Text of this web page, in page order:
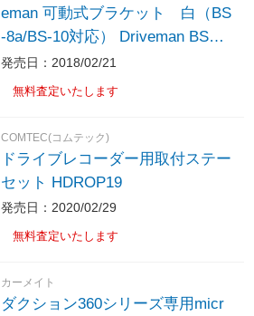
eman 可動式ブラケット 白（BS
-8a/BS-10対応） Driveman BSBR
-W
発売日：2018/02/21
無料査定いたします
COMTEC(コムテック)
ドライブレコーダー用取付ステー
セット HDROP19
発売日：2020/02/29
無料査定いたします
カーメイト
ダクション360シリーズ専用micr